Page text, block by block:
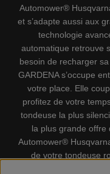
Automower®
et s’adapte aussi aux
technologie
automatique retrouve
besoin de recharger
GARDENA s’occupe
votre place. Elle
profitez de votre
tondeuse la plus
la plus grande offre
Automower®
de votre tondeuse